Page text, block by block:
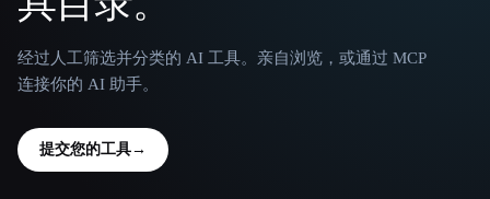
经过人工筛选并分类的 AI 工具。亲自浏览，或通过 MCP
连接你的 AI 助手。
提交您的工具→